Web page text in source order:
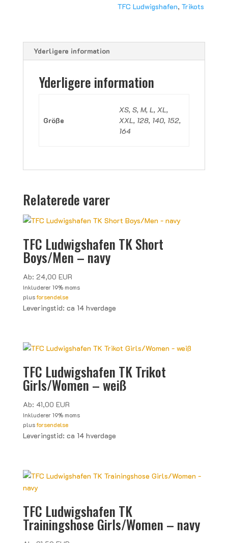
TFC Ludwigshafen,Trikots
Yderligere information
Yderligere information
Größe
XS, S, M, L, XL,
XXL, 128, 140, 152,
164
Relaterede varer
TFC Ludwigshafen TK Short
Boys/Men – navy
Ab: 24,00 EUR
Inkluderer 19% moms
plus forsendelse
Leveringstid: ca 14 hverdage
TFC Ludwigshafen TK Trikot
Girls/Women – weiß
Ab: 41,00 EUR
Inkluderer 19% moms
plus forsendelse
Leveringstid: ca 14 hverdage
TFC Ludwigshafen TK
Trainingshose Girls/Women – navy